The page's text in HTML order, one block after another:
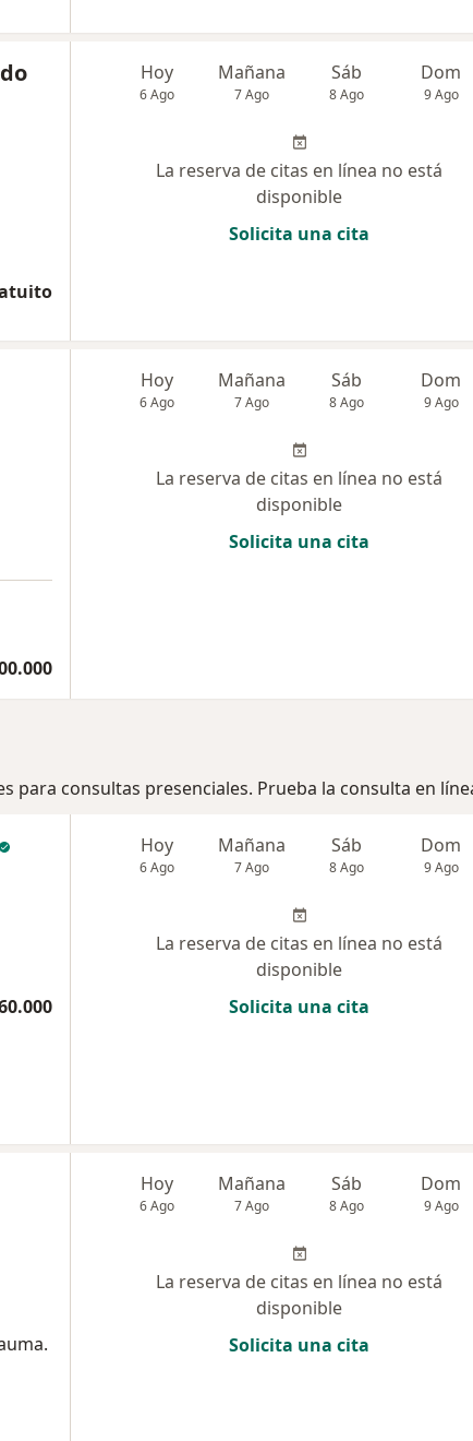
Hoy
6 Ago
Mañana
7 Ago
Sáb
8 Ago
Dom
9 Ago
La reserva de citas en línea no está
disponible
Solicita una cita
Hoy
6 Ago
Mañana
7 Ago
Sáb
8 Ago
Dom
9 Ago
La reserva de citas en línea no está
disponible
Solicita una cita
para consultas presenciales. Prueba la consulta en
Hoy
6 Ago
Mañana
7 Ago
Sáb
8 Ago
Dom
9 Ago
La reserva de citas en línea no está
disponible
Solicita una cita
Hoy
6 Ago
Mañana
7 Ago
Sáb
8 Ago
Dom
9 Ago
La reserva de citas en línea no está
disponible
Solicita una cita